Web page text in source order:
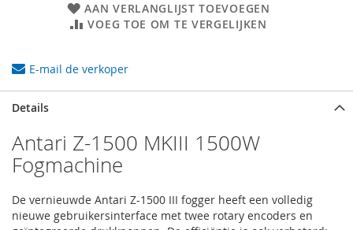
AAN VERLANGLIJST TOEVOEGEN
VOEG TOE OM TE VERGELIJKEN
E-mail de verkoper
Details
Antari Z-1500 MKIII 1500W
Fogmachine
De vernieuwde Antari Z-1500 III fogger heeft een volledig
nieuwe gebruikersinterface met twee rotary encoders en